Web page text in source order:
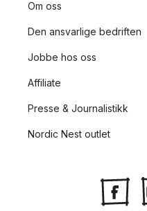
Om oss
Den ansvarlige bedriften
Jobbe hos oss
Affiliate
Presse & Journalistikk
Nordic Nest outlet